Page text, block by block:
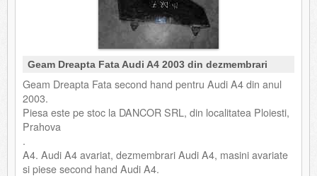
Geam Dreapta Fata Audi A4 2003 din dezmembrari
Geam Dreapta Fata second hand pentru Audi A4 din anul
2003.
Piesa este pe stoc la DANCOR SRL, din localitatea Ploiesti,
Prahova
.
A4. Audi A4 avariat, dezmembrari Audi A4, masini avariate
si piese second hand Audi A4.